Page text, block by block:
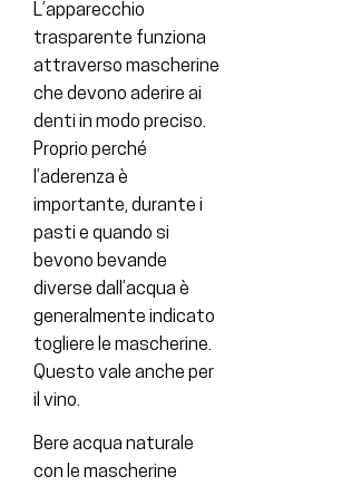
L’apparecchio
trasparente funziona
attraverso mascherine
che devono aderire ai
denti in modo preciso.
Proprio perché
l’aderenza è
importante, durante i
pasti e quando si
bevono bevande
diverse dall’acqua è
generalmente indicato
togliere le mascherine.
Questo vale anche per
il vino.
Bere acqua naturale
con le mascherine